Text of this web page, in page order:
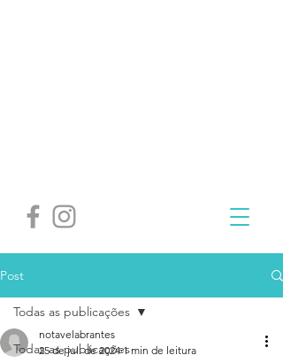
Post
Todas as publicações
Todas as publicações
notavelabrantes
25 de jul. de 2024 1 min de leitura